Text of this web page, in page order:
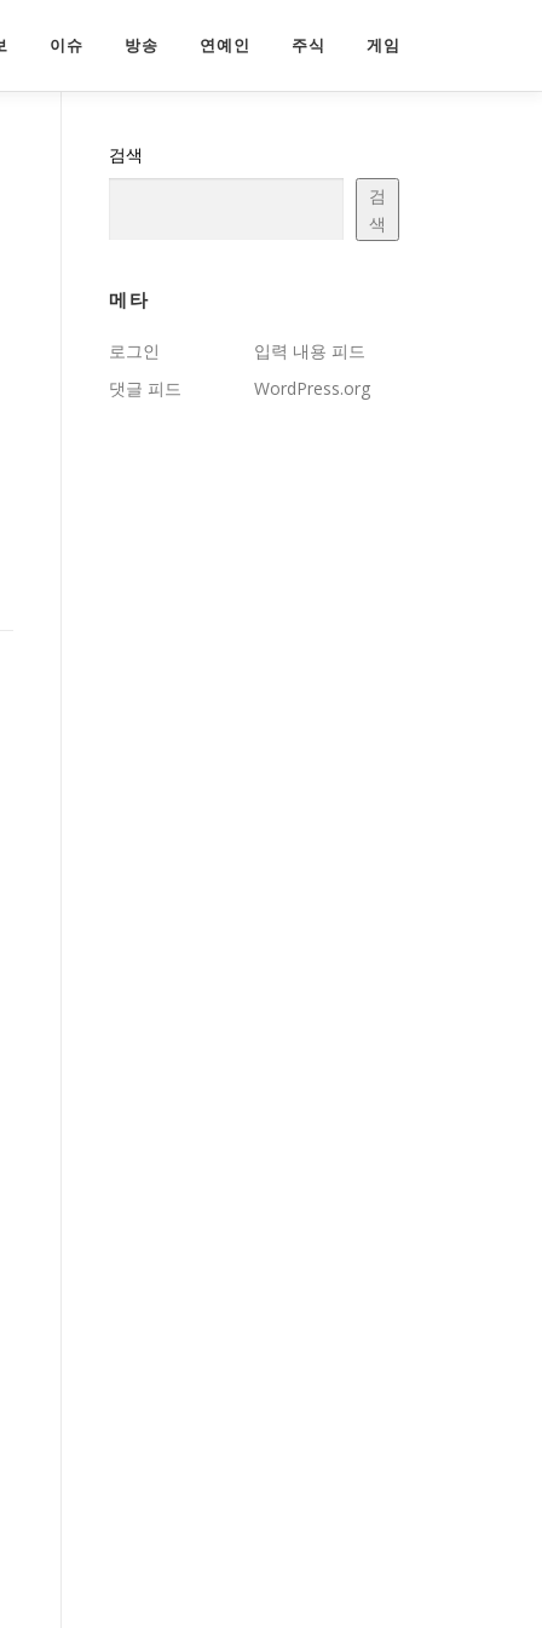
이슈 방송 연예인 주식 게임
검색
검
색
메타
로그인
입력 내용 피드
댓글 피드
WordPress.org